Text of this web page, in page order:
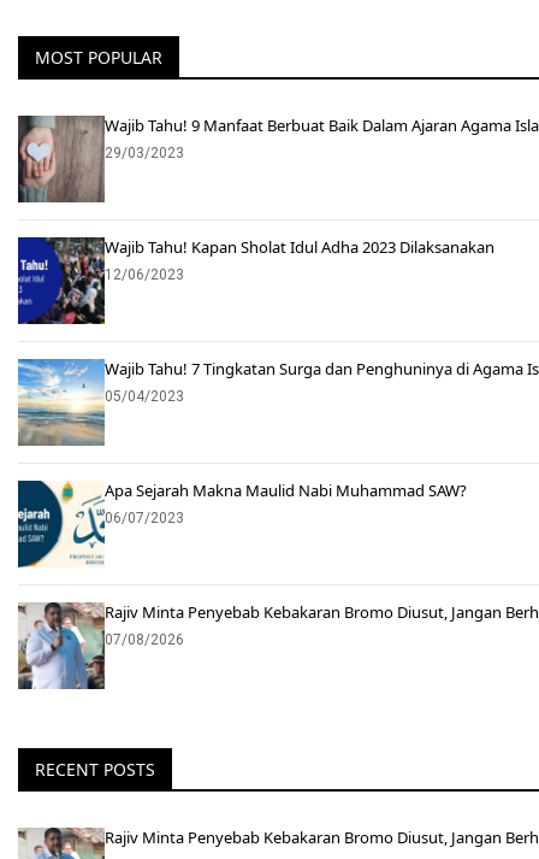
MOST POPULAR
Wajib Tahu! 9 Manfaat Berbuat Baik Dalam Ajaran Agama
29/03/2023
Wajib Tahu! Kapan Sholat Idul Adha 2023 Dilaksanakan
12/06/2023
Wajib Tahu! 7 Tingkatan Surga dan Penghuninya di Agama
05/04/2023
Apa Sejarah Makna Maulid Nabi Muhammad SAW?
06/07/2023
Rajiv Minta Penyebab Kebakaran Bromo Diusut, Jangan
07/08/2026
RECENT POSTS
Rajiv Minta Penyebab Kebakaran Bromo Diusut, Jangan